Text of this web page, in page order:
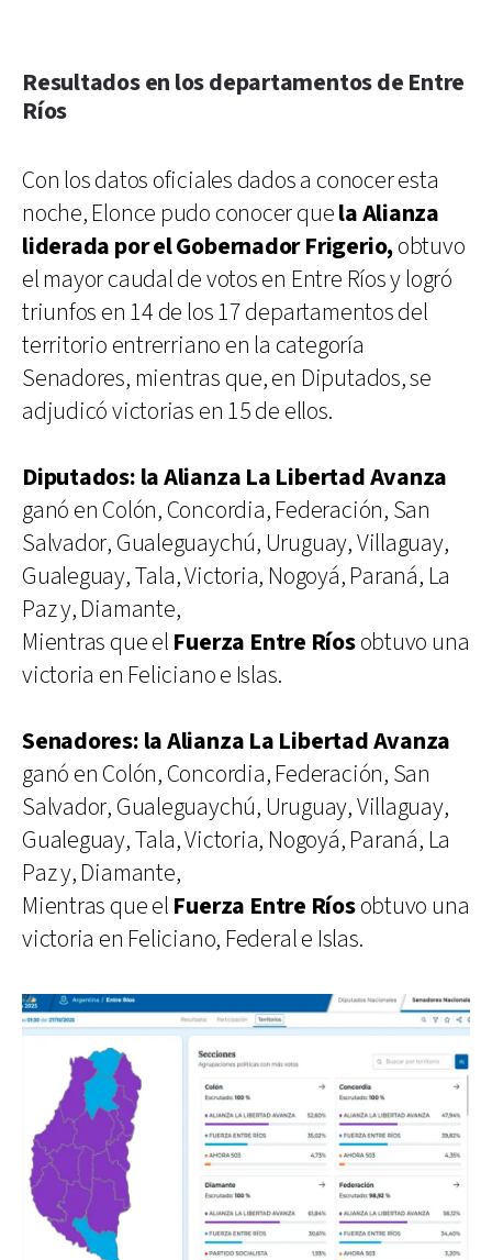
Resultados en los departamentos de Entre
Ríos
Con los datos oficiales dados a conocer esta
noche, Elonce pudo conocer quela Alianza
liderada por el Gobernador Frigerio,obtuvo
el mayor caudal de votos en Entre Ríos y logró
triunfos en 14 de los 17 departamentos del
territorio entrerriano en la categoría
Senadores, mientras que, en Diputados, se
adjudicó victorias en 15 de ellos.
Diputados: la Alianza La Libertad Avanza
ganó en Colón, Concordia, Federación, San
Salvador, Gualeguaychú, Uruguay, Villaguay,
Gualeguay, Tala, Victoria, Nogoyá, Paraná, La
Paz y, Diamante,
Mientras que el Fuerza Entre Ríosobtuvo una
victoria en Feliciano e Islas.
Senadores: la Alianza La Libertad Avanza
ganó en Colón, Concordia, Federación, San
Salvador, Gualeguaychú, Uruguay, Villaguay,
Gualeguay, Tala, Victoria, Nogoyá, Paraná, La
Paz y, Diamante,
Mientras que el Fuerza Entre Ríosobtuvo una
victoria en Feliciano, Federal e Islas.